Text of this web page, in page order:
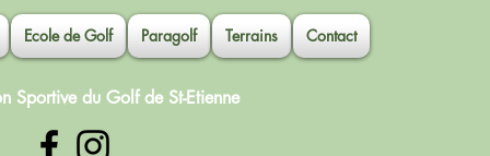
Ecole de Golf Paragolf Terrains Contact
Sportive du Golf de St-Etienne